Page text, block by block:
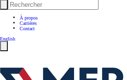
À propos
Carrières
Contact
English